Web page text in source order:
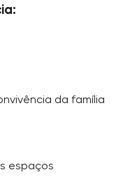
da família
espaços